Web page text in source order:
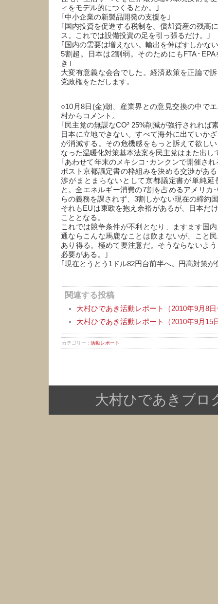
ィをモデル的につくるとか。｣
｢中小企業の新製品開発の支援を｣
｢国内投資を促進する税制を。償却資産の残高
ス。これでは設備投資の足を引っ張るだけ。｣
｢国内の需要は増えない。輸出を伸ばすしかな
5割超。日本は2割弱。そのためにもFTA･
き｣
大変有意義な会合でした。経済政策を正論で
党政権をただします。
○10月8日(金)朝、産業界との意見交換の中で
村からコメント。
｢民主党の無謀なCO² 25%削減が強行されれば
日本に立地できない。すべて海外に出ていか
が消滅する。その危機感をもっと訴えて欲し
なった温暖化対策基本法案を民主党はまた出し
｢あわせて年末のメキシコ･カンクンで開催さ
ポスト京都議定書の枠組みを決める交渉があ
渉がまとまらないとして京都議定書が単純延
と。全エネルギー消費の7割を占めるアメリカ
らの義務を課されず、3割しかない現在の締約
それもEUは東欧を抱え余裕があるが、日本だ
こととなる。
これでは競争条件が不利となり、ますます国
通ならこんな馬鹿なことは飲まないが、こと
あり得る。極めて要注意だ。そうならないよ
必要がある。｣
｢現在とうとう1ドル82円台前半へ。円高対策が
関連する投稿
大村ひであき活動レポート（2010年9月8
大村ひであき活動レポート（2010年9月15
カテゴリー : 活動レポート
大村ひであきブロ